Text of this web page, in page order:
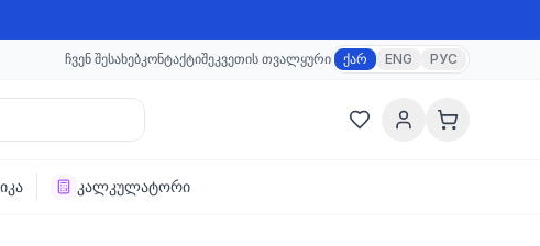
ჩვენ შესახებკონტაქტიშეკვეთის თვალყური ქარ ENG РУС
კალკულატორი